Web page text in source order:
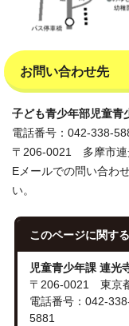
お問い合わせ先
子ども青少年部児童青
電話番号：042-338-
〒206-0021 多摩市連
Eメールでの問い合わ
い。
このページに関する
児童青少年課 連光
〒206-0021 東京
電話番号：042-
5881